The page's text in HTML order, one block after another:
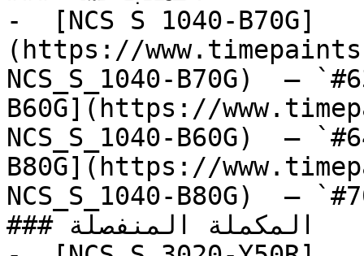
-  [NCS S 1040-B70G]
(https://
NCS_S_1040-B70G)  —
B60G](https://
NCS_S_1040-B60G)  —
B80G](https://
NCS_S_1040-B80G)  —
### المكملة المنفصلة